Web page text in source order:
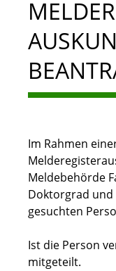
Im Rahmen
Meldebehörde
Doktorgrad und
gesuchten
Ist die Person
mitgeteilt.